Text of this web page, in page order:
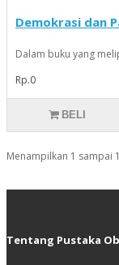
Demokrasi dan
Dalam buku yang
Rp.0
BELI
Menampilkan 1 sampai
Tentang Pustaka